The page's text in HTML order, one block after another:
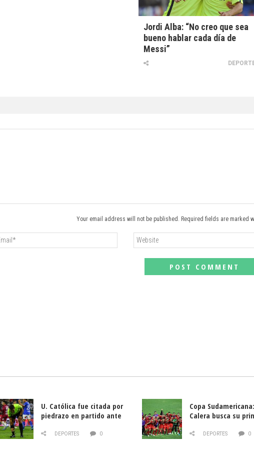
Jordi Alba: “No creo que sea
bueno hablar cada día de
Messi”
Your email address will not be published. Required fields are marked
U. Católica fue citada por
piedrazo en partido ante
DEPORTES 0
Copa
Calera busca su
DEPORTES 0